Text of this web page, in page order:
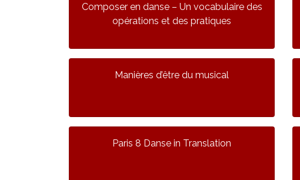
Composer en danse – Un vocabulaire des
opérations et des pratiques
Manières d’être du musical
Paris 8 Danse in Translation